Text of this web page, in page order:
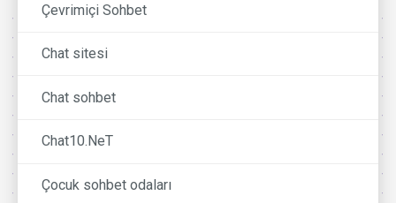
Çevrimiçi Sohbet
Chat sitesi
Chat sohbet
Chat10.NeT
Çocuk sohbet odaları